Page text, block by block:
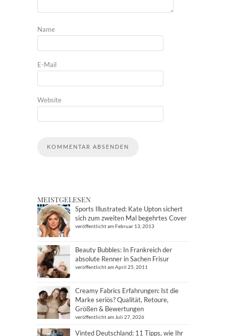
Name
E-Mail
Website
MEISTGELESEN
Sports Illustrated: Kate Upton sichert
sich zum zweiten Mal begehrtes Cover
veröffentlicht am Februar 13, 2013
Beauty Bubbles: In Frankreich der
absolute Renner in Sachen Frisur
veröffentlicht am April 25, 2011
Creamy Fabrics Erfahrungen: Ist die
Marke seriös? Qualität, Retoure,
Größen & Bewertungen
veröffentlicht am Juli 27, 2026
Vinted Deutschland: 11 Tipps, wie Ihr